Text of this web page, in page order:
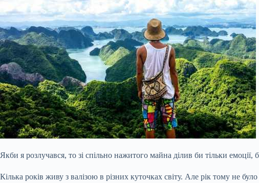
Якби я розлучався, то зі спільно нажитого майна ділив би тільки
Кілька років живу з валізою в різних куточках світу. Але рік тому не